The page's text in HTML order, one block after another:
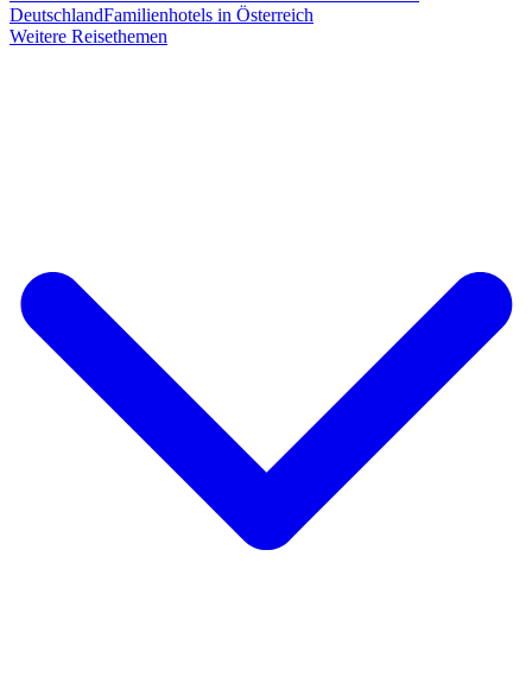
DeutschlandFamilienhotels in Österreich
Weitere Reisethemen